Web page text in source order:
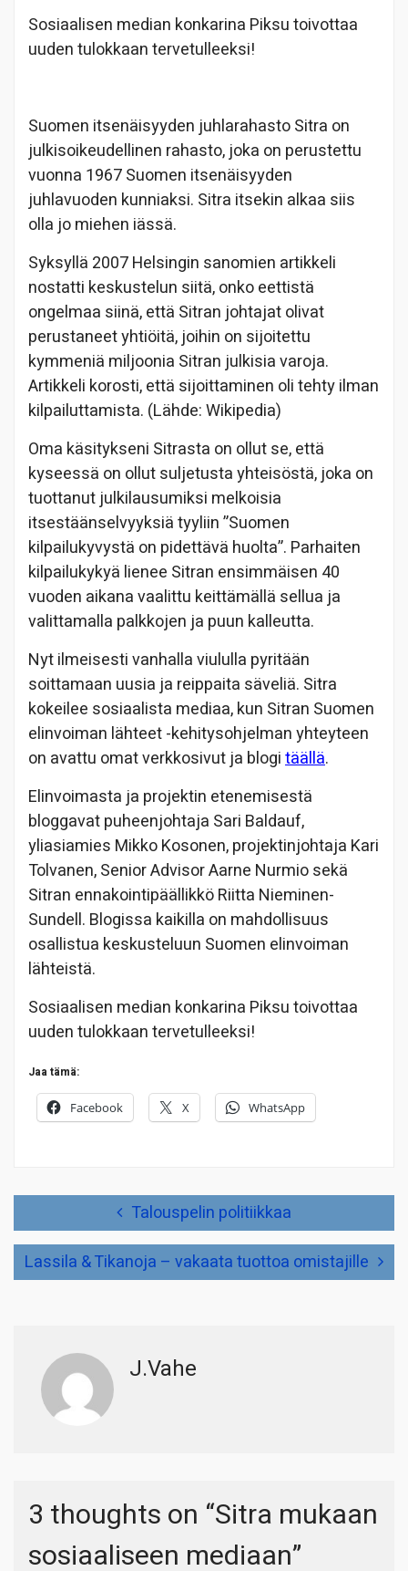
Sosiaalisen median konkarina Piksu toivottaa
uuden tulokkaan tervetulleeksi!
Suomen itsenäisyyden juhlarahasto Sitra on
julkisoikeudellinen rahasto, joka on perustettu
vuonna 1967 Suomen itsenäisyyden
juhlavuoden kunniaksi. Sitra itsekin alkaa siis
olla jo miehen iässä.
Syksyllä 2007 Helsingin sanomien artikkeli
nostatti keskustelun siitä, onko eettistä
ongelmaa siinä, että Sitran johtajat olivat
perustaneet yhtiöitä, joihin on sijoitettu
kymmeniä miljoonia Sitran julkisia varoja.
Artikkeli korosti, että sijoittaminen oli tehty ilman
kilpailuttamista. (Lähde: Wikipedia)
Oma käsitykseni Sitrasta on ollut se, että
kyseessä on ollut suljetusta yhteisöstä, joka on
tuottanut julkilausumiksi melkoisia
itsestäänselvyyksiä tyyliin ”Suomen
kilpailukyvystä on pidettävä huolta”. Parhaiten
kilpailukykyä lienee Sitran ensimmäisen 40
vuoden aikana vaalittu keittämällä sellua ja
valittamalla palkkojen ja puun kalleutta.
Nyt ilmeisesti vanhalla viululla pyritään
soittamaan uusia ja reippaita säveliä. Sitra
kokeilee sosiaalista mediaa, kun Sitran Suomen
elinvoiman lähteet -kehitysohjelman yhteyteen
on avattu omat verkkosivut ja blogitäällä.
Elinvoimasta ja projektin etenemisestä
bloggavat puheenjohtaja Sari Baldauf,
yliasiamies Mikko Kosonen, projektinjohtaja Kari
Tolvanen, Senior Advisor Aarne Nurmio sekä
Sitran ennakointipäällikkö Riitta Nieminen-
Sundell. Blogissa kaikilla on mahdollisuus
osallistua keskusteluun Suomen elinvoiman
lähteistä.
Sosiaalisen median konkarina Piksu toivottaa
uuden tulokkaan tervetulleeksi!
Jaa tämä:
Facebook X WhatsApp
Talouspelin politiikkaa
Lassila & Tikanoja – vakaata tuottoa omistajille
J.Vahe
3 thoughts on “Sitra mukaan
sosiaaliseen mediaan”